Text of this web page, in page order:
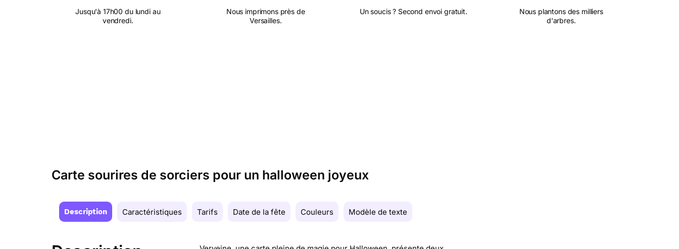
Jusqu'à 17h00 du lundi au
vendredi.
Nous imprimons près de
Versailles.
Un soucis ? Second envoi gratuit.
Nous plantons des milliers
d'arbres.
Carte sourires de sorciers pour un halloween joyeux
Description Caractéristiques Tarifs Date de la fête Couleurs Modèle de texte